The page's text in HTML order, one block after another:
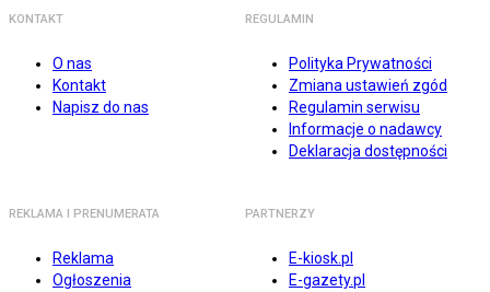
KONTAKT
O nas
Kontakt
Napisz do nas
REGULAMIN
Polityka Prywatności
Zmiana ustawień zgód
Regulamin serwisu
Informacje o nadawcy
Deklaracja dostępności
REKLAMA I PRENUMERATA
Reklama
Ogłoszenia
PARTNERZY
E-kiosk.pl
E-gazety.pl